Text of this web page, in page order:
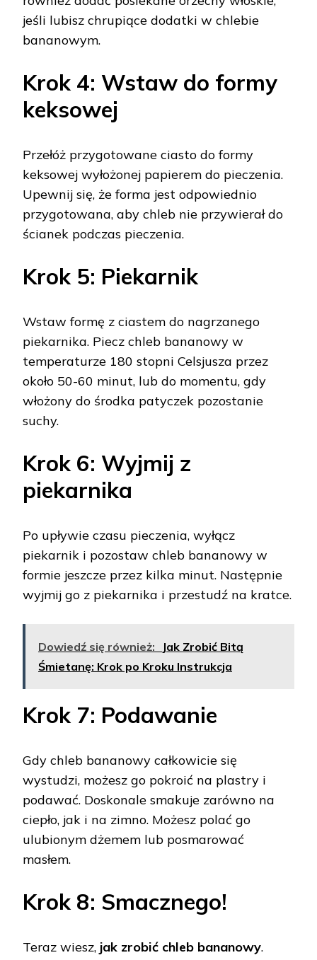
jeśli lubisz chrupiące dodatki w chlebie
bananowym.
Krok 4: Wstaw do formy
keksowej
Przełóż przygotowane ciasto do formy
keksowej wyłożonej papierem do pieczenia.
Upewnij się, że forma jest odpowiednio
przygotowana, aby chleb nie przywierał do
ścianek podczas pieczenia.
Krok 5: Piekarnik
Wstaw formę z ciastem do nagrzanego
piekarnika. Piecz chleb bananowy w
temperaturze 180 stopni Celsjusza przez
około 50-60 minut, lub do momentu, gdy
włożony do środka patyczek pozostanie
suchy.
Krok 6: Wyjmij z
piekarnika
Po upływie czasu pieczenia, wyłącz
piekarnik i pozostaw chleb bananowy w
formie jeszcze przez kilka minut. Następnie
wyjmij go z piekarnika i przestudź na kratce.
Dowiedź się również:
Jak Zrobić Bitą
Śmietanę: Krok po Kroku Instrukcja
Krok 7: Podawanie
Gdy chleb bananowy całkowicie się
wystudzi, możesz go pokroić na plastry i
podawać. Doskonale smakuje zarówno na
ciepło, jak i na zimno. Możesz polać go
ulubionym dżemem lub posmarować
masłem.
Krok 8: Smacznego!
Teraz wiesz, jak zrobić chleb bananowy.